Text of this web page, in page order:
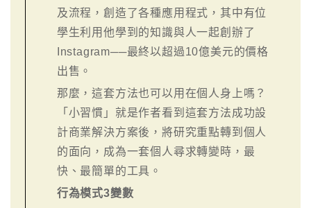
及流程，創造了各種應用程式，其中有位
學生利用他學到的知識與人一起創辦了
Instagram──最終以超過10億美元的價格
出售。
那麼，這套方法也可以用在個人身上嗎？
「小習慣」就是作者看到這套方法成功設
計商業解決方案後，將研究重點轉到個人
的面向，成為一套個人尋求轉變時，最
快、最簡單的工具。
行為模式3變數